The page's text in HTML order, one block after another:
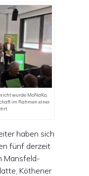
wurde MoNaKo,
im Rahmen einer
haben sich
fünf derzeit
Mansfeld-
Köthener